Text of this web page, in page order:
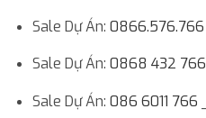
Sale Dự Án: 0866.576.766
Sale Dự Án: 0868 432 766
Sale Dự Án: 086 6011 766